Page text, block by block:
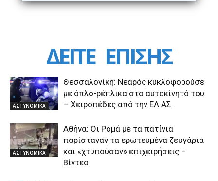
ΔΕΙΤΕ ΕΠΙΣΗΣ
ΑΣΤΥΝΟΜΙΚΑ
Θεσσαλονίκη: Νεαρός κυκλοφορούσε
με όπλο-ρέπλικα στο αυτοκίνητό του
– Χειροπέδες από την ΕΛ.ΑΣ.
ΑΣΤΥΝΟΜΙΚΑ
Αθήνα: Οι Ρομά με τα πατίνια
παρίσταναν τα ερωτευμένα ζευγάρια
και «χτυπούσαν» επιχειρήσεις –
Βίντεο